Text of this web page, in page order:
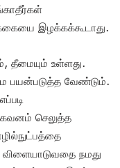
இழக்கக்கூடாது.
தீமையும் உள்ளது.
பயன்படுத்த வேண்டும்.
கவனம் செலுத்த
நமது